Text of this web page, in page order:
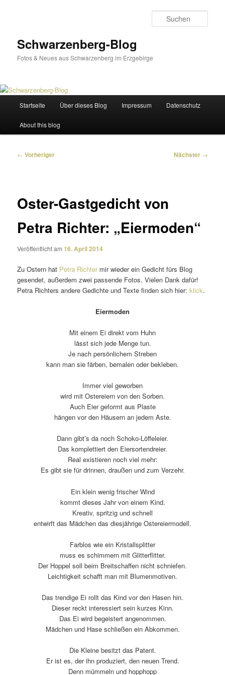
Schwarzenberg-Blog
Fotos & Neues aus Schwarzenberg im Erzgebirge
Startseite Über dieses Blog Impressum Datenschutz
About this blog
Beitragsnavigation
← Vorheriger Nächster →
Oster-Gastgedicht von
Petra Richter: „Eiermoden“
Veröffentlicht am16. April 2014
Zu Ostern hat Petra Richtermir wieder ein Gedicht fürs Blog
gesendet, außerdem zwei passende Fotos. Vielen Dank dafür!
Petra Richters andere Gedichte und Texte finden sich hier:klick.
Eiermoden
Mit einem Ei direkt vom Huhn
lässt sich jede Menge tun.
Je nach persön­li­chem Streben
kann man sie färben, bemalen oder bekleben.
Immer viel geworben
wird mit Ostereiern von den Sorben.
Auch Eier geformt aus Plaste
hängen vor den Häusern an jedem Aste.
Dann gibt’s da noch Schoko-Löffeleier.
Das komplet­tiert den Eiersortendreier.
Real exis­tieren noch viel mehr:
Es gibt sie für drinnen, draußen und zum Verzehr.
Ein klein wenig frischer Wind
kommt dieses Jahr von einem Kind.
Kreativ, spritzig und schnell
entwirft das Mädchen das dies­jäh­rige Ostereiermodell.
Farblos wie ein Kristallsplitter
muss es schim­mern mit Glitterflitter.
Der Hoppel soll beim Breitschaffen nicht schniefen.
Leichtigkeit schafft man mit Blumenmotiven.
Das tren­dige Ei rollt das Kind vor den Hasen hin.
Dieser reckt inter­es­siert sein kurzes Kinn.
Das Ei wird begeis­tert angenommen.
Mädchen und Hase schließen ein Abkommen.
Die Kleine besitzt das Patent.
Er ist es, der ihn produ­ziert, den neuen Trend.
Denn mümmeln und hopphopp